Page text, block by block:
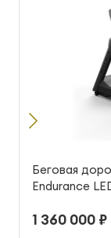
Беговая
Endurance
1 360 000 ₽